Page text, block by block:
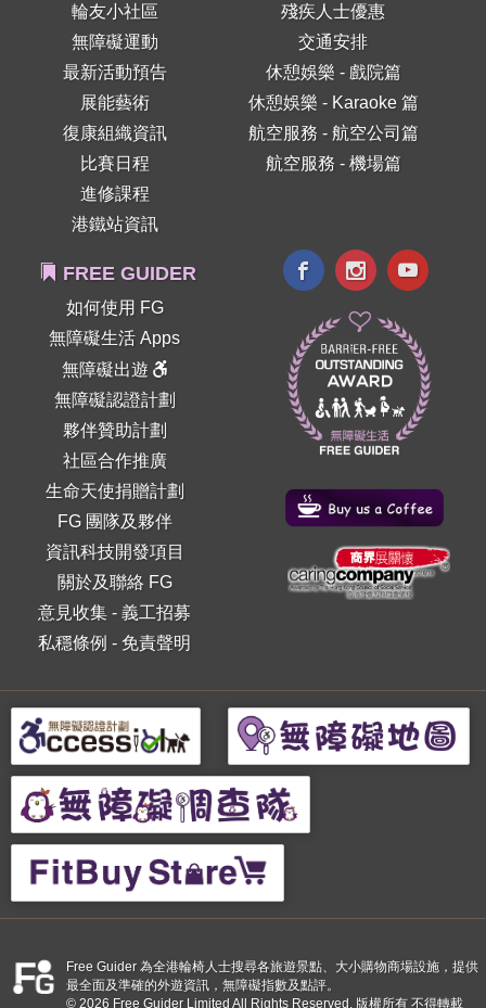
輪友小社區
無障礙運動
最新活動預告
展能藝術
復康組織資訊
比賽日程
進修課程
港鐵站資訊
殘疾人士優惠
交通安排
休憩娛樂 - 戲院篇
休憩娛樂 - Karaoke 篇
航空服務 - 航空公司篇
航空服務 - 機場篇
FREE GUIDER
如何使用 FG
無障礙生活 Apps
無障礙出遊
無障礙認證計劃
夥伴贊助計劃
社區合作推廣
生命天使捐贈計劃
FG 團隊及夥伴
資訊科技開發項目
關於及聯絡 FG
意見收集 -義工招募
私穩條例 - 免責聲明
Free Guider 為全港輪椅人士搜尋各旅遊景點、大小購物商場設施，提供
最全面及準確的外遊資訊，無障礙指數及點評。
© 2026 Free Guider Limited All Rights Reserved. 版權所有 不得轉載